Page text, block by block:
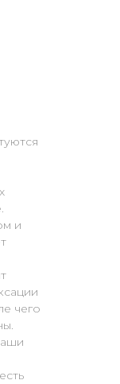
и
чего